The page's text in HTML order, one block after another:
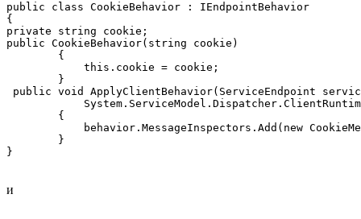
public class CookieBehavior : IEndpointBehavior
{
private string cookie;
public CookieBehavior(string cookie)
        {
            this.cookie = cookie;
        }
public void ApplyClientBehavior(ServiceEndpoint
        {
behavior.MessageInspectors.Add(new
        }
}
и